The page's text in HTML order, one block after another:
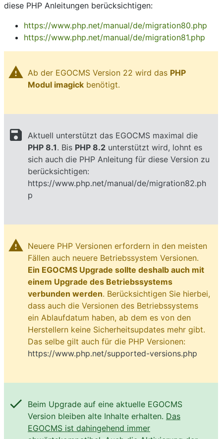
diese PHP Anleitungen berücksichtigen:
https://www.php.net/manual/de/migration80.php
https://www.php.net/manual/de/migration81.php
warning Ab der EGOCMS Version 22 wird das PHP
Modul imagick benötigt.
save Aktuell unterstützt das EGOCMS maximal die
PHP 8.1. Bis PHP 8.2 unterstützt wird, lohnt es
sich auch die PHP Anleitung für diese Version zu
berücksichtigen:
https://www.php.net/manual/de/migration82.ph
p
warning Neuere PHP Versionen erfordern in den meisten
Fällen auch neuere Betriebssystem Versionen.
Ein EGOCMS Upgrade sollte deshalb auch mit
einem Upgrade des Betriebssystems
verbunden werden. Berücksichtigen Sie hierbei,
dass auch die Versionen des Betriebssystems
ein Ablaufdatum haben, ab dem es von den
Herstellern keine Sicherheitsupdates mehr gibt.
Das selbe gilt auch für die PHP Versionen:
https://www.php.net/supported-versions.php
check
Beim Upgrade auf eine aktuelle EGOCMS
Version bleiben alte Inhalte erhalten. Das
EGOCMS ist dahingehend immer